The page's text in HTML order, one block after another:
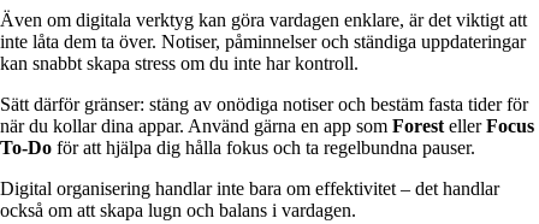
Även om digitala verktyg kan göra vardagen enklare, är det viktigt att
inte låta dem ta över. Notiser, påminnelser och ständiga uppdateringar
kan snabbt skapa stress om du inte har kontroll.
Sätt därför gränser: stäng av onödiga notiser och bestäm fasta tider för
när du kollar dina appar. Använd gärna en app som Forest ellerFocus
To-Do för att hjälpa dig hålla fokus och ta regelbundna pauser.
Digital organisering handlar inte bara om effektivitet – det handlar
också om att skapa lugn och balans i vardagen.